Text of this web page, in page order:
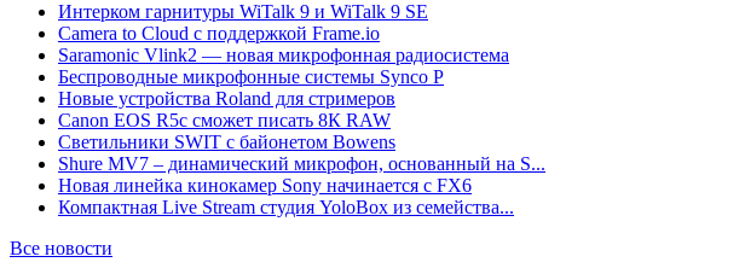
Интерком гарнитуры WiTalk 9 и WiTalk 9 SE
Camera to Cloud с поддержкой Frame.io
Saramonic Vlink2 — новая микрофонная радиосистема
Беспроводные микрофонные системы Synco P
Новые устройства Roland для стримеров
Canon EOS R5c сможет писать 8К RAW
Светильники SWIT с байонетом Bowens
Shure MV7 – динамический микрофон, основанный на S...
Новая линейка кинокамер Sony начинается с FX6
Компактная Live Stream студия YoloBox из семейства...
Все новости